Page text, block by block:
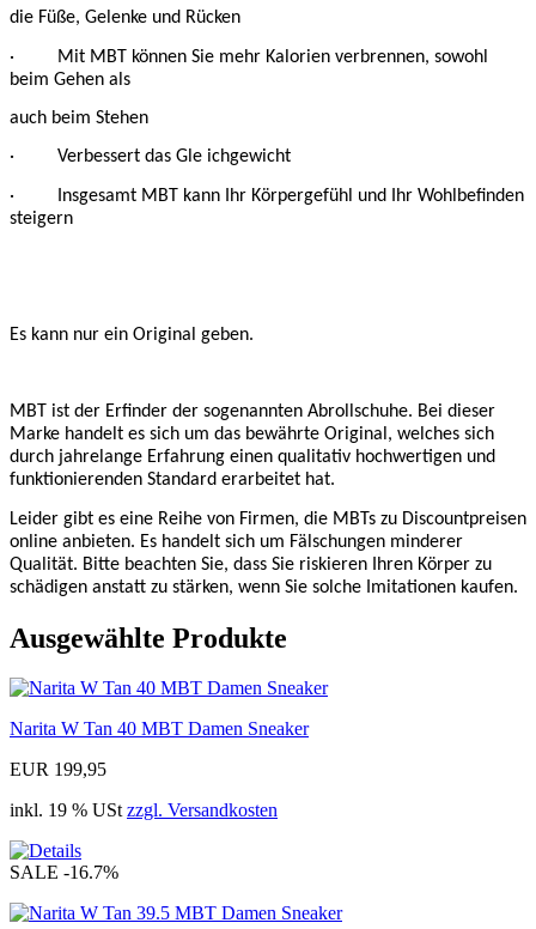
die Füße, Gelenke und Rücken
· Mit MBT können Sie mehr Kalorien verbrennen, sowohl
beim Gehen als
auch beim Stehen
· Verbessert das Gle ichgewicht
· Insgesamt MBT kann Ihr Körpergefühl und Ihr Wohlbefinden
steigern
Es kann nur ein Original geben.
MBT ist der Erfinder der sogenannten Abrollschuhe. Bei dieser
Marke handelt es sich um das bewährte Original, welches sich
durch jahrelange Erfahrung einen qualitativ hochwertigen und
funktionierenden Standard erarbeitet hat.
Leider gibt es eine Reihe von Firmen, die MBTs zu Discountpreisen
online anbieten. Es handelt sich um Fälschungen minderer
Qualität. Bitte beachten Sie, dass Sie riskieren Ihren Körper zu
schädigen anstatt zu stärken, wenn Sie solche Imitationen kaufen.
Ausgewählte Produkte
Narita W Tan 40 MBT Damen Sneaker
EUR 199,95
inkl. 19 % UStzzgl. Versandkosten
SALE -16.7%